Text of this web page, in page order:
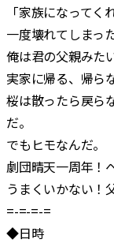
「家族になってく
一度壊れてしまっ
俺は君の父親みた
実家に帰る、帰ら
桜は散ったら戻ら
だ。
でもヒモなんだ。
劇団晴天一周年！
うまくいかない！
=-=-=-=
◆日時